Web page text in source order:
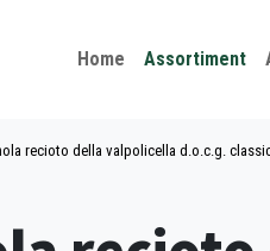
Home Assortiment
recioto della valpolicella d.o.c.g.